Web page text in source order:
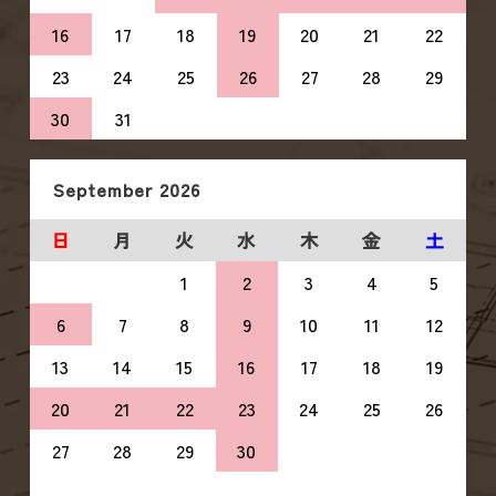
16
17 18 19 20 21
22
23
24 25 26 27 28
29
30
31
September 2026
日
月 火 水 木 金
土
1
2 3 4
5
6
7 8 9 10 11
12
13
14 15 16 17 18
19
20
21 22 23 24 25
26
27
28 29 30